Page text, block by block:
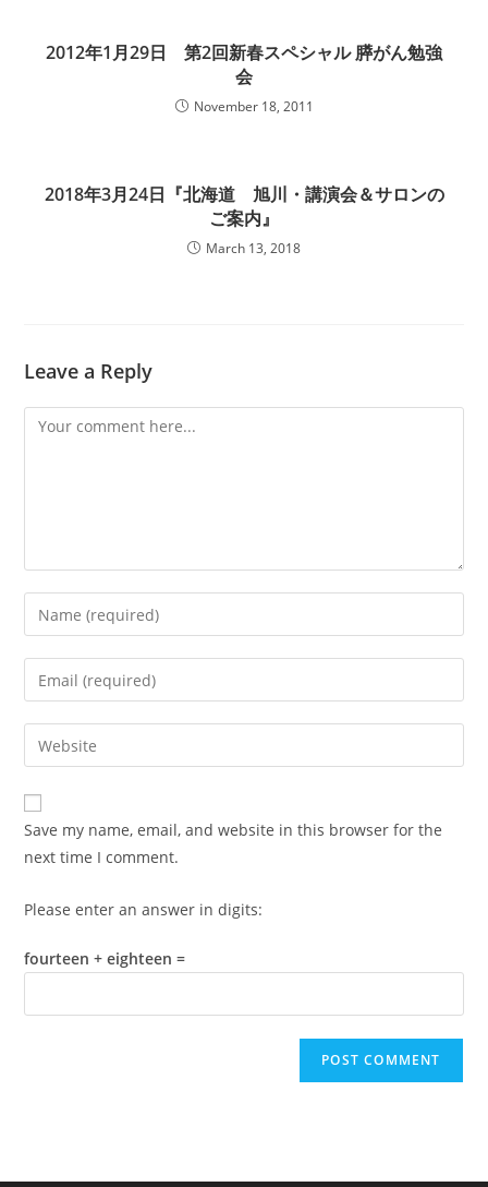
2012年1月29日 第2回新春スペシャル 膵がん勉強
会
November 18, 2011
2018年3月24日『北海道 旭川・講演会＆サロンの
ご案内』
March 13, 2018
Leave a Reply
Comment
Enter
your
name
comment
Enter
your
email
address
comment
Enter
your
website
URL
(optional)
Save my name, email, and website in this browser for the
next time I comment.
Please enter an answer in digits:
fourteen + eighteen =